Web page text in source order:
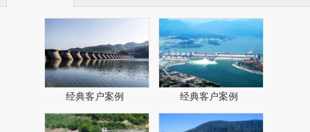
经典客户案例 经典客户案例